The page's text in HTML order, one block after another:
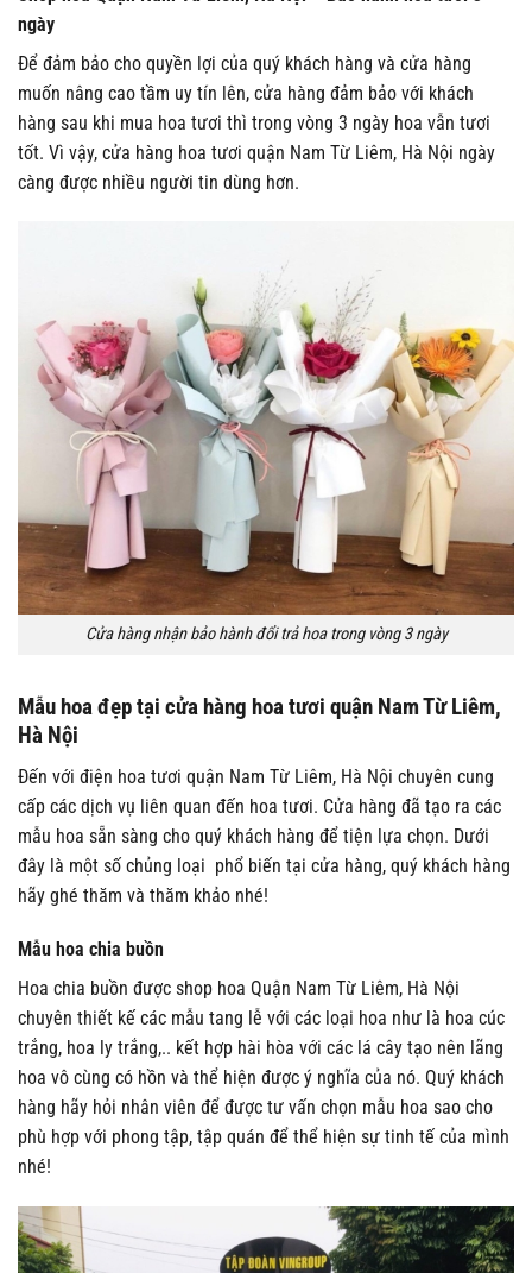
ngày
Để đảm bảo cho quyền lợi của quý khách hàng và cửa hàng
muốn nâng cao tầm uy tín lên, cửa hàng đảm bảo với khách
hàng sau khi mua hoa tươi thì trong vòng 3 ngày hoa vẫn tươi
tốt. Vì vậy, cửa hàng hoa tươi quận Nam Từ Liêm, Hà Nội ngày
càng được nhiều người tin dùng hơn.
Cửa hàng nhận bảo hành đổi trả hoa trong vòng 3 ngày
Mẫu hoa đẹp tại cửa hàng hoa tươi quận Nam Từ Liêm,
Hà Nội
Đến với điện hoa tươi quận Nam Từ Liêm, Hà Nội chuyên cung
cấp các dịch vụ liên quan đến hoa tươi. Cửa hàng đã tạo ra các
mẫu hoa sẵn sàng cho quý khách hàng để tiện lựa chọn. Dưới
đây là một số chủng loại phổ biến tại cửa hàng, quý khách hàng
hãy ghé thăm và thăm khảo nhé!
Mẫu hoa chia buồn
Hoa chia buồn được shop hoa Quận Nam Từ Liêm, Hà Nội
chuyên thiết kế các mẫu tang lễ với các loại hoa như là hoa cúc
trắng, hoa ly trắng,.. kết hợp hài hòa với các lá cây tạo nên lãng
hoa vô cùng có hồn và thể hiện được ý nghĩa của nó. Quý khách
hàng hãy hỏi nhân viên để được tư vấn chọn mẫu hoa sao cho
phù hợp với phong tập, tập quán để thể hiện sự tinh tế của mình
nhé!